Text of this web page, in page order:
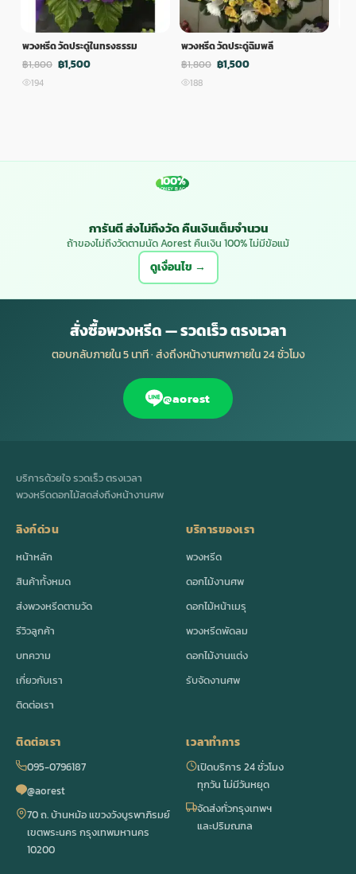
พวงหรีด วัดประดู่ในทรงธรรม
฿1,800 ฿1,500
194
พวงหรีด วัดประดู่ฉิมพลี
฿1,800 ฿1,500
188
100%
MONEY BACK
การันตี ส่งไม่ถึงวัด คืนเงินเต็มจำนวน
ถ้าของไม่ถึงวัดตามนัด Aorest คืนเงิน 100% ไม่มีข้อแม้
ดูเงื่อนไข →
สั่งซื้อพวงหรีด — รวดเร็ว ตรงเวลา
ตอบกลับภายใน 5 นาที · ส่งถึงหน้างานศพภายใน 24 ชั่วโมง
@aorest
บริการด้วยใจ รวดเร็ว ตรงเวลา
พวงหรีดดอกไม้สดส่งถึงหน้างานศพ
ลิงก์ด่วน
หน้าหลัก
สินค้าทั้งหมด
ส่งพวงหรีดตามวัด
รีวิวลูกค้า
บทความ
เกี่ยวกับเรา
ติดต่อเรา
บริการของเรา
พวงหรีด
ดอกไม้งานศพ
ดอกไม้หน้าเมรุ
พวงหรีดพัดลม
ดอกไม้งานแต่ง
รับจัดงานศพ
ติดต่อเรา
095-0796187
@aorest
70 ถ. บ้านหม้อ แขวงวังบูรพาภิรมย์
เขตพระนคร กรุงเทพมหานคร
10200
เวลาทำการ
เปิดบริการ 24 ชั่วโมง
ทุกวัน ไม่มีวันหยุด
จัดส่งทั่วกรุงเทพฯ
และปริมณฑล